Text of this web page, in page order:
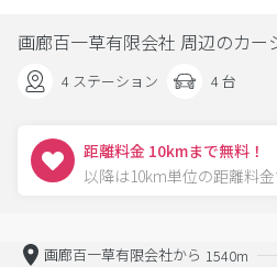
画廊百一草有限会社 周辺のカー
4 ステーション 4 台
距離料金 10kmまで無料！
以降は10km単位の距離料
画廊百一草有限会社から 1540m